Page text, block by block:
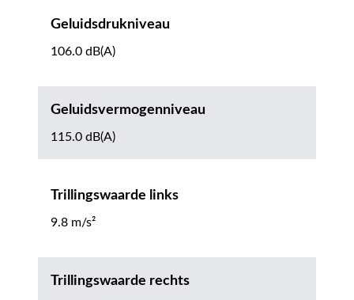
Geluidsdrukniveau
106.0 dB(A)
Geluidsvermogenniveau
115.0 dB(A)
Trillingswaarde links
9.8 m/s²
Trillingswaarde rechts